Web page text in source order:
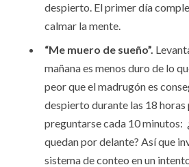
despierto. El primer día
calmar la mente.
“Me muero de sueño”.
mañana es menos duro de lo
peor que el madrugón es
despierto durante las 18
preguntarse cada 10 minutos:
quedan por delante? Así que
sistema de conteo en un